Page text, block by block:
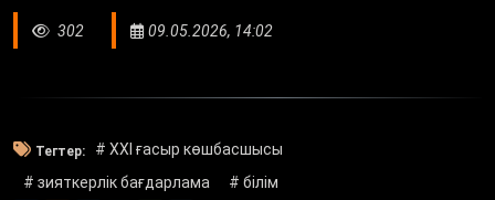
302 09.05.2026, 14:02
Тегтер:
# XXI ғасыр көшбасшысы
# зияткерлік бағдарлама
# білім